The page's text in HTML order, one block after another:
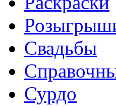
Свадьбы
Сурдо